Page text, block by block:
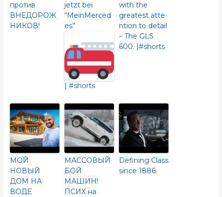
против
ВНЕДОРОЖ
НИКОВ!
jetzt bei
“MeinMerced
es”
| #shorts
with the
greatest atte
ntion to detail
– The GLS
600.​ |#shorts
МОЙ
НОВЫЙ
ДОМ НА
ВОДЕ
МАССОВЫЙ
БОЙ
МАШИН!
ПСИХ на
Defining Class
since 1886.